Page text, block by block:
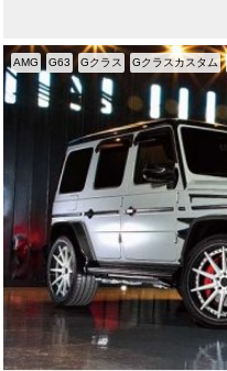
AMG G63 Gクラス Gクラスカスタム